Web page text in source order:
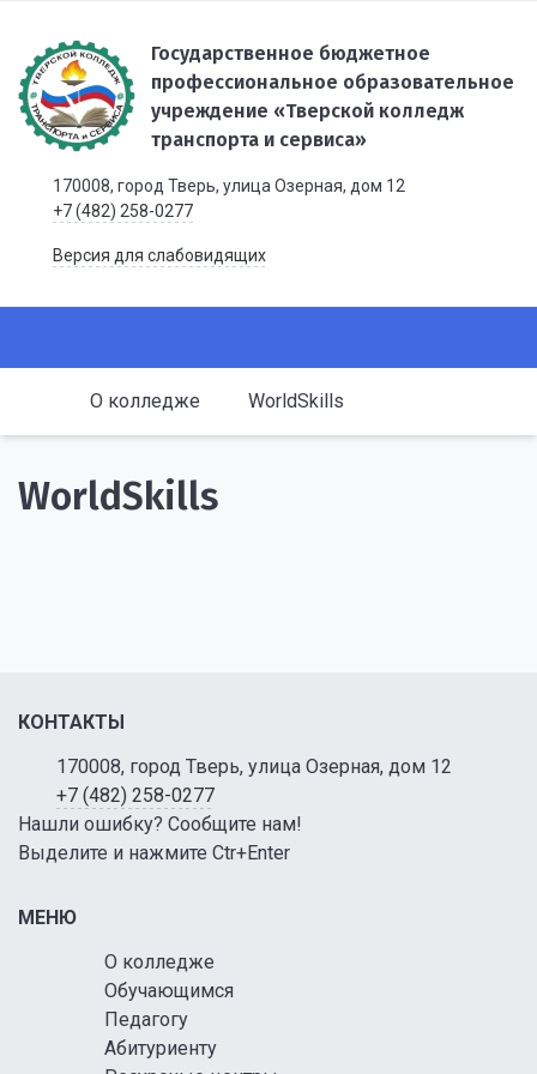
Государственное бюджетное
профессиональное образовательное
учреждение «Тверской колледж
транспорта и сервиса»
170008, город Тверь, улица Озерная, дом 12
+7 (482) 258-0277
Версия для слабовидящих
О колледже WorldSkills
WorldSkills
КОНТАКТЫ
170008, город Тверь, улица Озерная, дом 12
+7 (482) 258-0277
Нашли ошибку? Сообщите нам!
Выделите и нажмите Ctr+Enter
МЕНЮ
О колледже
Обучающимся
Педагогу
Абитуриенту